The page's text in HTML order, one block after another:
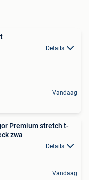
Details
Vandaag
Premium stretch t-
zwa
Details
Vandaag